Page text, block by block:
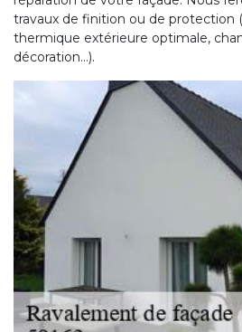
travaux de finition ou de protection
thermique extérieure optimale,
décoration…).